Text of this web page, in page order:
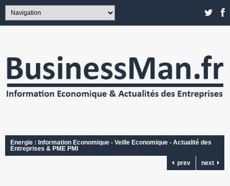
Energie : Information Economique - Veille Economique - Actualité des
Entreprises & PME PMI
prev
next